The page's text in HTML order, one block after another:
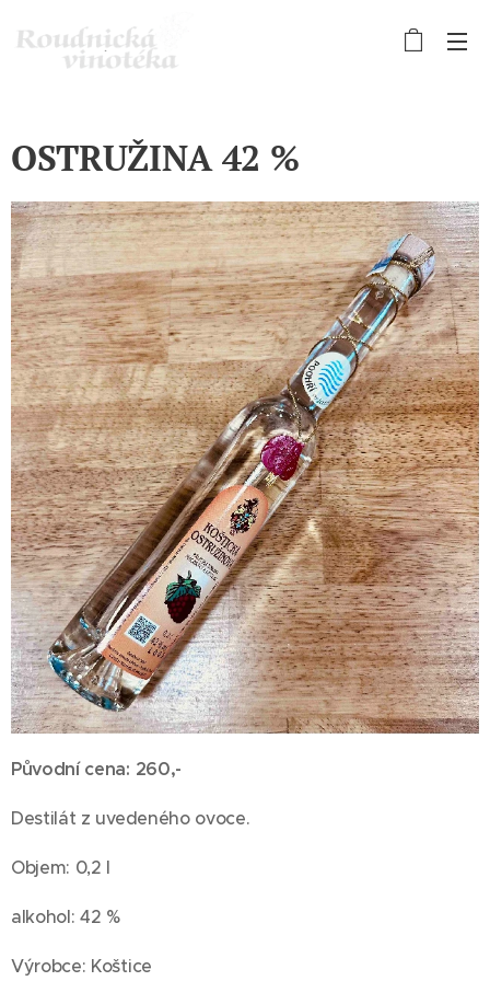
OSTRUŽINA 42 %
Původní cena: 260,-
Destilát z uvedeného ovoce.
Objem: 0,2 l
alkohol: 42 %
Výrobce: Koštice